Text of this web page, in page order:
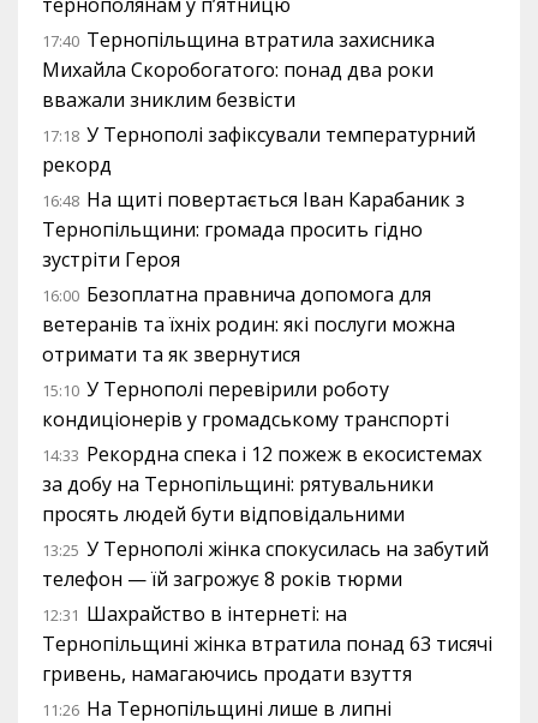
17:40 Тернопільщина втратила захисника
Михайла Скоробогатого: понад два роки
вважали зниклим безвісти
17:18 У Тернополі зафіксували температурний
рекорд
16:48 На щиті повертається Іван Карабаник з
Тернопільщини: громада просить гідно
зустріти Героя
16:00 Безоплатна правнича допомога для
ветеранів та їхніх родин: які послуги можна
отримати та як звернутися
15:10 У Тернополі перевірили роботу
кондиціонерів у громадському транспорті
14:33 Рекордна спека і 12 пожеж в екосистемах
за добу на Тернопільщині: рятувальники
просять людей бути відповідальними
13:25 У Тернополі жінка спокусилась на забутий
телефон — їй загрожує 8 років тюрми
12:31 Шахрайство в інтернеті: на
Тернопільщині жінка втратила понад 63 тисячі
гривень, намагаючись продати взуття
11:26 На Тернопільщині лише в липні